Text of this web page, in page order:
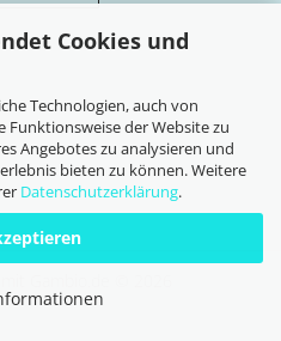
Cookies und
Technologien, auch von
der Website zu
Angebotes zu analysieren und
bieten zu können. Weitere
Datenschutzerklärung.